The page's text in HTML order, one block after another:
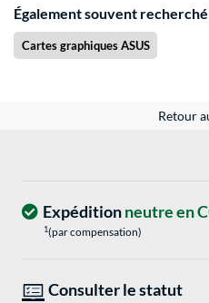
Également souvent recherché
Cartes graphiques ASUS
Retour
Expéditionneutre en
1(par compensation)
Consulter le statut